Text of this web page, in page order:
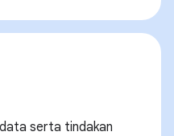
serta tindakan